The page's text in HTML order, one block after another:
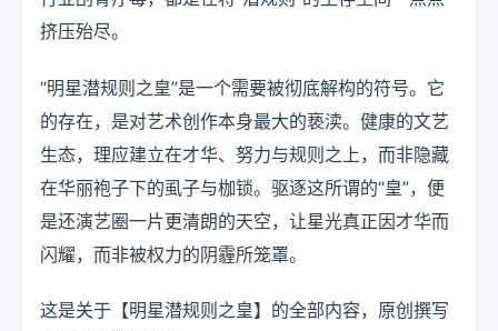
挤压殆尽。
“明星潜规则之皇”是一个需要被彻底解构的符号。它
的存在，是对艺术创作本身最大的亵渎。健康的文艺
生态，理应建立在才华、努力与规则之上，而非隐藏
在华丽袍子下的虱子与枷锁。驱逐这所谓的“皇”，便
是还演艺圈一片更清朗的天空，让星光真正因才华而
闪耀，而非被权力的阴霾所笼罩。
这是关于【明星潜规则之皇】的全部内容，原创撰写